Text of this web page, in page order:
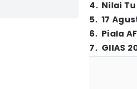
4. Nilai
5. 17
6. Piala
7. GIIAS